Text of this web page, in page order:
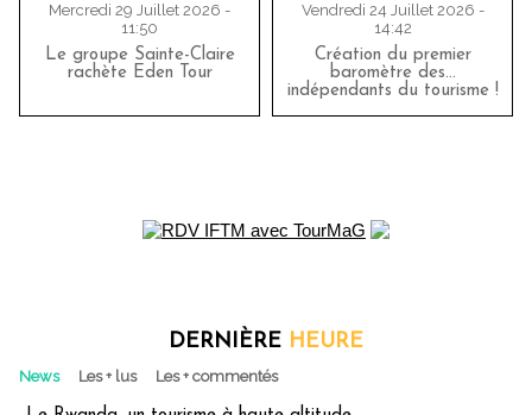
Mercredi 29 Juillet 2026 -
11:50
Le groupe Sainte-Claire
rachète Eden Tour
Vendredi 24 Juillet 2026 -
14:42
Création du premier
baromètre des…
indépendants du tourisme !
DERNIÈRE HEURE
News Les + lus Les + commentés